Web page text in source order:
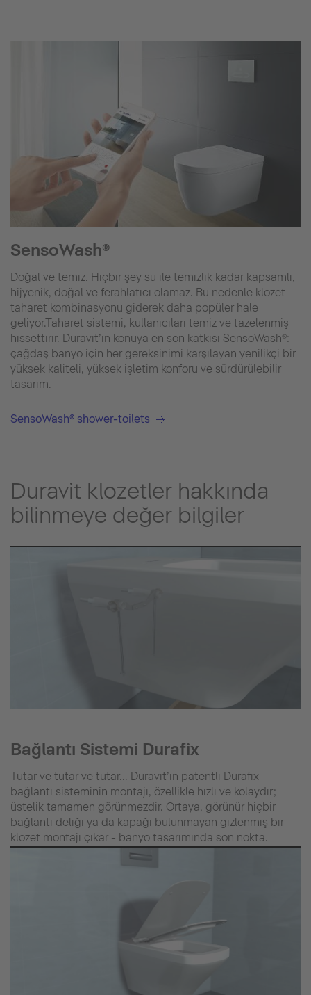
SensoWash®
Doğal ve temiz. Hiçbir şey su ile temizlik kadar kapsamlı,
hijyenik, doğal ve ferahlatıcı olamaz. Bu nedenle klozet-
taharet kombinasyonu giderek daha popüler hale
geliyor.Taharet sistemi, kullanıcıları temiz ve tazelenmiş
hissettirir. Duravit’in konuya en son katkısı SensoWash®:
çağdaş banyo için her gereksinimi karşılayan yenilikçi bir
yüksek kaliteli, yüksek işletim konforu ve sürdürülebilir
tasarım.
SensoWash® shower-toilets
Duravit klozetler hakkında
bilinmeye değer bilgiler
Bağlantı Sistemi Durafix
Tutar ve tutar ve tutar... Duravit’in patentli Durafix
bağlantı sisteminin montajı, özellikle hızlı ve kolaydır;
üstelik tamamen görünmezdir. Ortaya, görünür hiçbir
bağlantı deliği ya da kapağı bulunmayan gizlenmiş bir
klozet montajı çıkar - banyo tasarımında son nokta.